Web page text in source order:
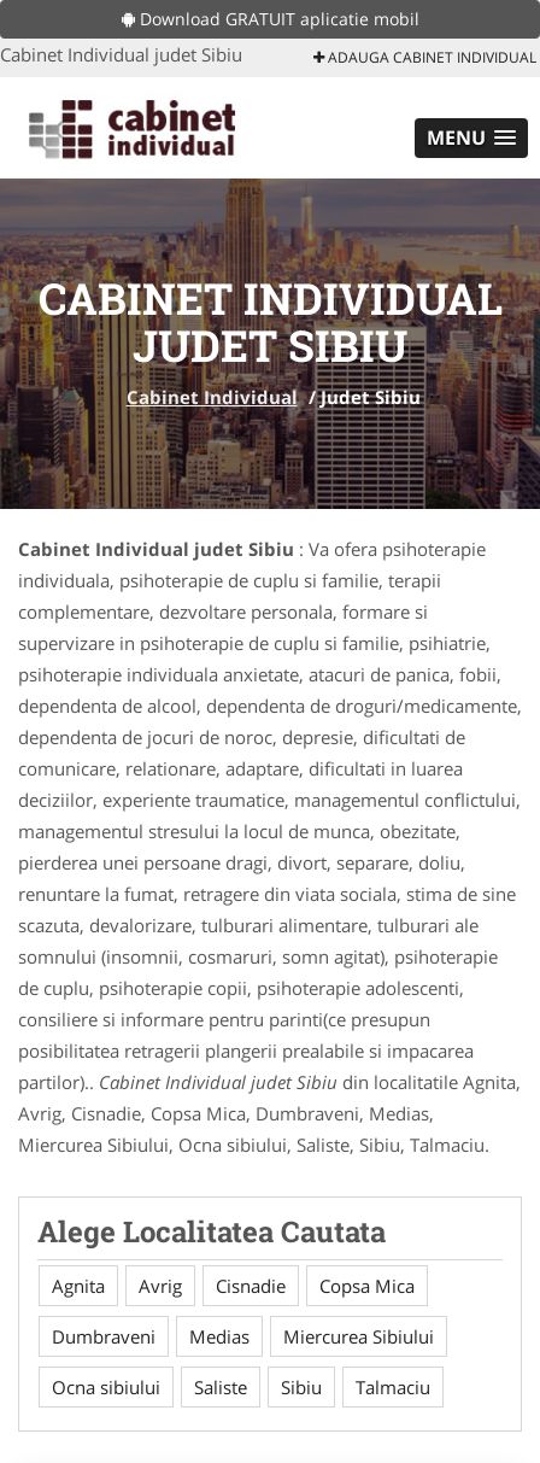
Download GRATUIT aplicatie mobil
Cabinet Individual judet Sibiu ADAUGA CABINET INDIVIDUAL
MENU
CABINET INDIVIDUAL
JUDET SIBIU
Cabinet Individual /Judet Sibiu
Cabinet Individual judet Sibiu : Va ofera psihoterapie
individuala, psihoterapie de cuplu si familie, terapii
complementare, dezvoltare personala, formare si
supervizare in psihoterapie de cuplu si familie, psihiatrie,
psihoterapie individuala anxietate, atacuri de panica, fobii,
dependenta de alcool, dependenta de droguri/medicamente,
dependenta de jocuri de noroc, depresie, dificultati de
comunicare, relationare, adaptare, dificultati in luarea
deciziilor, experiente traumatice, managementul conflictului,
managementul stresului la locul de munca, obezitate,
pierderea unei persoane dragi, divort, separare, doliu,
renuntare la fumat, retragere din viata sociala, stima de sine
scazuta, devalorizare, tulburari alimentare, tulburari ale
somnului (insomnii, cosmaruri, somn agitat), psihoterapie
de cuplu, psihoterapie copii, psihoterapie adolescenti,
consiliere si informare pentru parinti(ce presupun
posibilitatea retragerii plangerii prealabile si impacarea
partilor).. Cabinet Individual judet Sibiu din localitatile Agnita,
Avrig, Cisnadie, Copsa Mica, Dumbraveni, Medias,
Miercurea Sibiului, Ocna sibiului, Saliste, Sibiu, Talmaciu.
Alege Localitatea Cautata
Agnita Avrig Cisnadie Copsa Mica
Dumbraveni Medias Miercurea Sibiului
Ocna sibiului Saliste Sibiu Talmaciu